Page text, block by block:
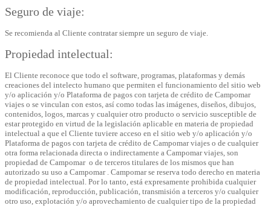
Seguro de viaje:
Se recomienda al Cliente contratar siempre un seguro de viaje.
Propiedad intelectual:
El Cliente reconoce que todo el software, programas, plataformas y demás
creaciones del intelecto humano que permiten el funcionamiento del sitio web
y/o aplicación y/o Plataforma de pagos con tarjeta de crédito de Campomar
viajes o se vinculan con estos, así como todas las imágenes, diseños, dibujos,
contenidos, logos, marcas y cualquier otro producto o servicio susceptible de
estar protegido en virtud de la legislación aplicable en materia de propiedad
intelectual a que el Cliente tuviere acceso en el sitio web y/o aplicación y/o
Plataforma de pagos con tarjeta de crédito de Campomar viajes o de cualquier
otra forma relacionada directa o indirectamente a Campomar viajes, son
propiedad de Campomar o de terceros titulares de los mismos que han
autorizado su uso a Campomar . Campomar se reserva todo derecho en materia
de propiedad intelectual. Por lo tanto, está expresamente prohibida cualquier
modificación, reproducción, publicación, transmisión a terceros y/o cualquier
otro uso, explotación y/o aprovechamiento de cualquier tipo de la propiedad